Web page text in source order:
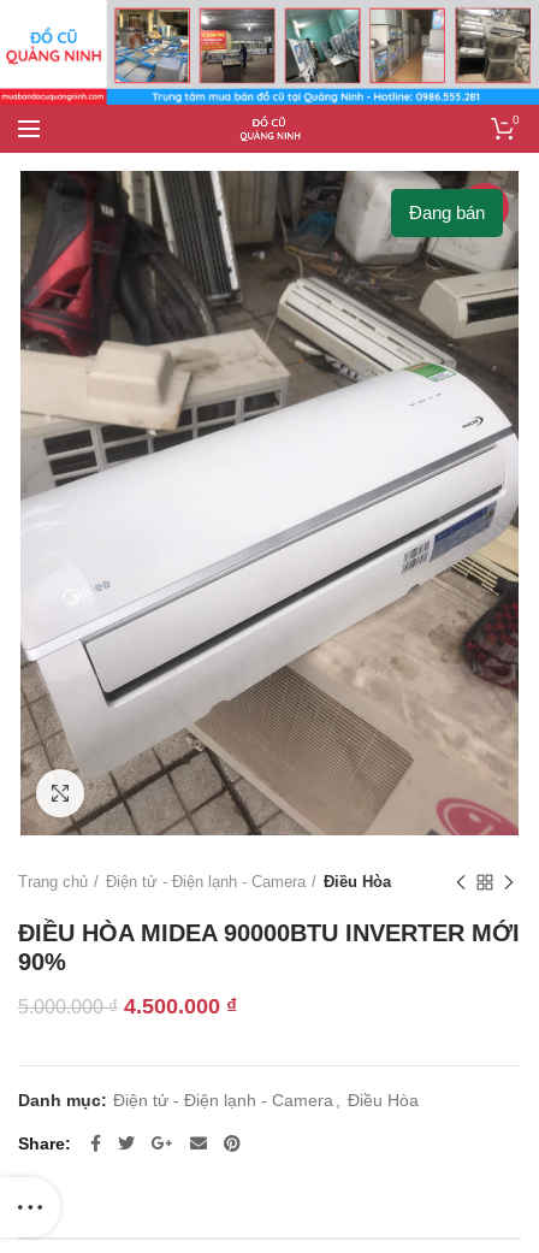
0
-10%
Click to enlarge
Đang bán
Trang chủ Điện tử - Điện lạnh - Camera Điều Hòa
ĐIỀU HÒA MIDEA 90000BTU INVERTER MỚI
90%
5.000.000₫ Giá
4.500.000 ₫Giá
4.500.000 ₫.
Danh mục: Điện tử - Điện lạnh - Camera Điều Hòa
Share